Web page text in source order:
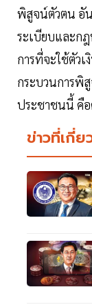
พิสูจน์ตัวตน อั
ระเบียบและก
การที่จะใช้ตัว
กระบวนการพิ
ประชาชนนี้ คื
ข่าวที่เกี่